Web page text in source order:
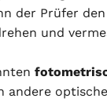
der Prüfer
und
andere